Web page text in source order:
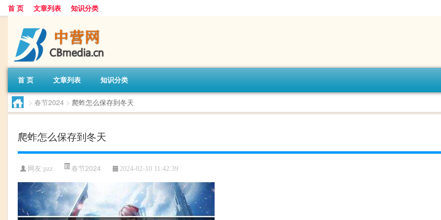
首 页 文章列表 知识分类
首 页 文章列表 知识分类
> 春节2024 > 爬蚱怎么保存到冬天
爬蚱怎么保存到冬天
网友:pzz 春节2024 2024-02-10 11:42:39